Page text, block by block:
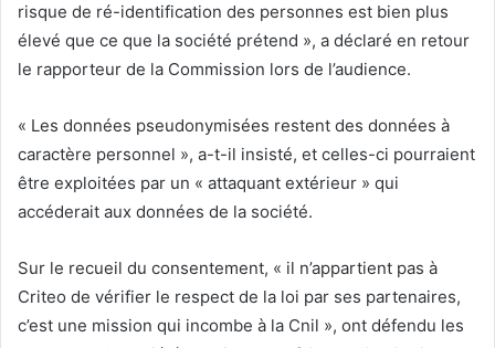
risque de ré-identification des personnes est bien plus
élevé que ce que la société prétend », a déclaré en retour
le rapporteur de la Commission lors de l’audience.
« Les données pseudonymisées restent des données à
caractère personnel », a-t-il insisté, et celles-ci pourraient
être exploitées par un « attaquant extérieur » qui
accéderait aux données de la société.
Sur le recueil du consentement, « il n’appartient pas à
Criteo de vérifier le respect de la loi par ses partenaires,
c’est une mission qui incombe à la Cnil », ont défendu les